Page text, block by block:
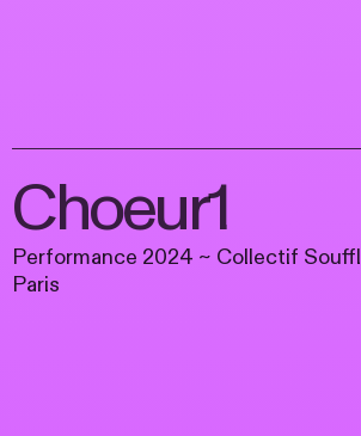
Choeur1
Performance 2024 ~ Collectif
Paris